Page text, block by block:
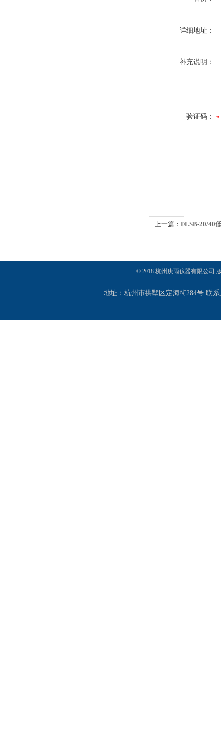
详细地址：
补充说明：
验证码：
上一篇： DLSB-20/40
© 2018 杭州庚雨仪器有限公司
地址：杭州市拱墅区定海街284号 联